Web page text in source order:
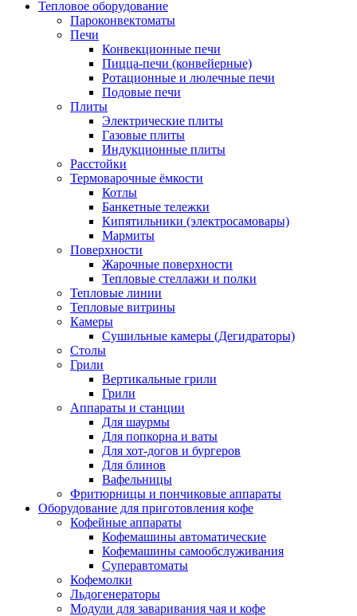
Тепловое оборудование
Пароконвектоматы
Печи
Конвекционные печи
Пицца-печи (конвейерные)
Ротационные и люлечные печи
Подовые печи
Плиты
Электрические плиты
Газовые плиты
Индукционные плиты
Расстойки
Термоварочные ёмкости
Котлы
Банкетные тележки
Кипятильники (электросамовары)
Мармиты
Поверхности
Жарочные поверхности
Тепловые стеллажи и полки
Тепловые линии
Тепловые витрины
Камеры
Сушильные камеры (Дегидраторы)
Столы
Грили
Вертикальные грили
Грили
Аппараты и станции
Для шаурмы
Для попкорна и ваты
Для хот-догов и бургеров
Для блинов
Вафельницы
Фритюрницы и пончиковые аппараты
Оборудование для приготовления кофе
Кофейные аппараты
Кофемашины автоматические
Кофемашины самообслуживания
Суперавтоматы
Кофемолки
Льдогенераторы
Модули для заваривания чая и кофе